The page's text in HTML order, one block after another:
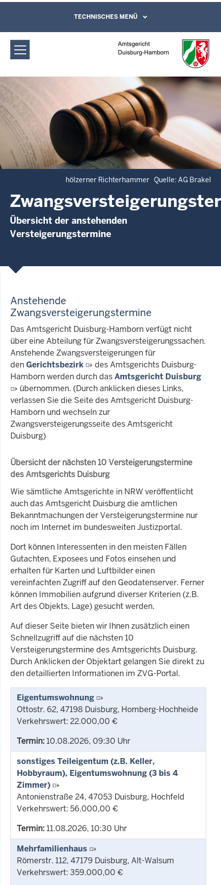
Amtsgericht Duisburg-Hamborn:
Zwangsversteigerungstermine
Direkt zum Inhalt
Leichte Sprache, Gebärdensprachenvideo
und Kontaktformular
TECHNISCHES MENÜ
hölzerner Richterhammer Quelle: AG Brakel
Übersicht der anstehenden
Versteigerungstermine
Anstehende
Zwangsversteigerungstermine
Das Amtsgericht Duisburg-Hamborn verfügt nicht
über eine Abteilung für Zwangsversteigerungssachen.
Anstehende Zwangsversteigerungen für
denGerichtsbezirk
des Amtsgerichts Duisburg-
Hamborn werden durch dasAmtsgericht Duisburg
übernommen. (Durch anklicken dieses Links,
verlassen Sie die Seite des Amtsgericht Duisburg-
Hamborn und wechseln zur
Zwangsversteigerungsseite des Amtsgericht
Duisburg)
Übersicht der nächsten 10 Versteigerungstermine
des Amtsgerichts Duisburg
Wie sämtliche Amtsgerichte in NRW veröffentlicht
auch das Amtsgericht Duisburg die amtlichen
Bekanntmachungen der Versteigerungstermine nur
noch im Internet im bundesweiten Justizportal.
Dort können Interessenten in den meisten Fällen
Gutachten, Exposees und Fotos einsehen und
erhalten für Karten und Luftbilder einen
vereinfachten Zugriff auf den Geodatenserver. Ferner
können Immobilien aufgrund diverser Kriterien (z.B.
Art des Objekts, Lage) gesucht werden.
Auf dieser Seite bieten wir Ihnen zusätzlich einen
Schnellzugriff auf die nächsten 10
Versteigerungstermine des Amtsgerichts Duisburg.
Durch Anklicken der Objektart gelangen Sie direkt zu
den detaillierten Informationen im ZVG-Portal.
Eigentumswohnung
Ottostr. 62, 47198 Duisburg, Homberg-Hochheide
Verkehrswert: 22.000,00 €
Termin:10.08.2026, 09:30 Uhr
sonstiges Teileigentum (z.B. Keller,
Hobbyraum), Eigentumswohnung (3 bis 4
Zimmer)
Antonienstraße 24, 47053 Duisburg, Hochfeld
Verkehrswert: 56.000,00 €
Termin:11.08.2026, 10:30 Uhr
Mehrfamilienhaus
Römerstr. 112, 47179 Duisburg, Alt-Walsum
Verkehrswert: 359.000,00 €